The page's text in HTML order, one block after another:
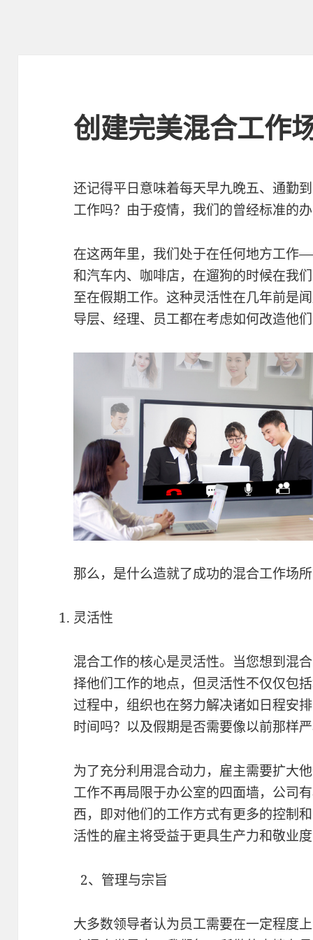
创建完美混合工作
还记得平日意味着每天早九晚五、通勤
工作吗？由于疫情，我们的曾经标准的
在这两年里，我们处于在任何地方工
和汽车内、咖啡店，在遛狗的时候在我
至在假期工作。这种灵活性在几年前
导层、经理、员工都在考虑如何改造他
那么，是什么造就了成功的混合工作场
灵活性
混合工作的核心是灵活性。当您想到混
择他们工作的地点，但灵活性不仅仅包
过程中，组织也在努力解决诸如日程安
时间吗？以及假期是否需要像以前那样
为了充分利用混合动力，雇主需要扩大
工作不再局限于办公室的四面墙，公司
西，即对他们的工作方式有更多的控制
活性的雇主将受益于更具生产力和敬业
2、管理与宗旨
大多数领导者认为员工需要在一定程度